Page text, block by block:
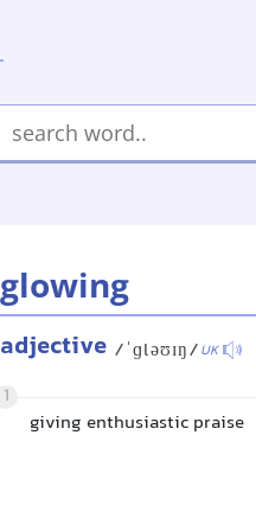
glowing
adjective /ˈɡləʊɪŋ/UK
1
giving enthusiastic praise